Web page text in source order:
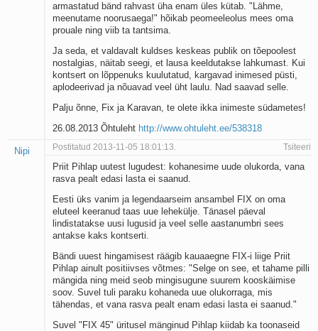
armastatud bänd rahvast üha enam üles kütab. "Lähme,
meenutame noorusaega!" hõikab peomeeleolus mees oma
prouale ning viib ta tantsima.
Ja seda, et valdavalt kuldses keskeas publik on tõepoolest
nostalgias, näitab seegi, et lausa keeldutakse lahkumast. Kui
kontsert on lõppenuks kuulutatud, kargavad inimesed püsti,
aplodeerivad ja nõuavad veel üht laulu. Nad saavad selle.
Palju õnne, Fix ja Karavan, te olete ikka inimeste südametes!
26.08.2013 Õhtuleht http://www.ohtuleht.ee/538318
Nipi Postitatud 2013-11-05 18:01:13. Tsiteeri
Priit Pihlap uutest lugudest: kohanesime uude olukorda, vana
rasva pealt edasi lasta ei saanud.
Eesti üks vanim ja legendaarseim ansambel FIX on oma
eluteel keeranud taas uue lehekülje. Tänasel päeval
lindistatakse uusi lugusid ja veel selle aastanumbri sees
antakse kaks kontserti.
Bändi uuest hingamisest räägib kauaaegne FIX-i liige Priit
Pihlap ainult positiivses võtmes: "Selge on see, et tahame pilli
mängida ning meid seob mingisugune suurem kooskäimise
soov. Suvel tuli paraku kohaneda uue olukorraga, mis
tähendas, et vana rasva pealt enam edasi lasta ei saanud."
Suvel "FIX 45" üritusel mänginud Pihlap kiidab ka toonaseid